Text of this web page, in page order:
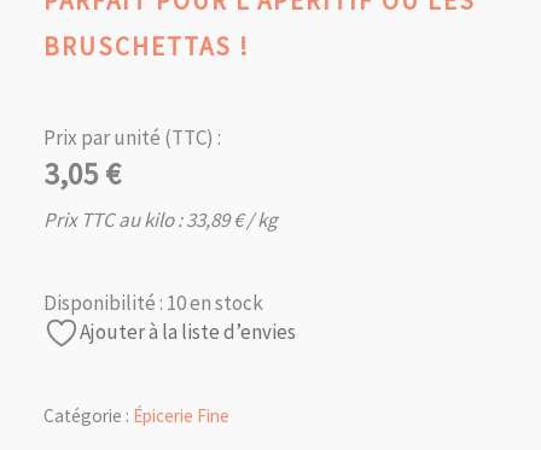
BRUSCHETTAS !
Prix par unité (TTC) :
3,05€
Prix TTC au kilo :33,89€/ kg
Disponibilité : 10 en stock
Ajouter à la liste d’envies
Catégorie : Épicerie Fine